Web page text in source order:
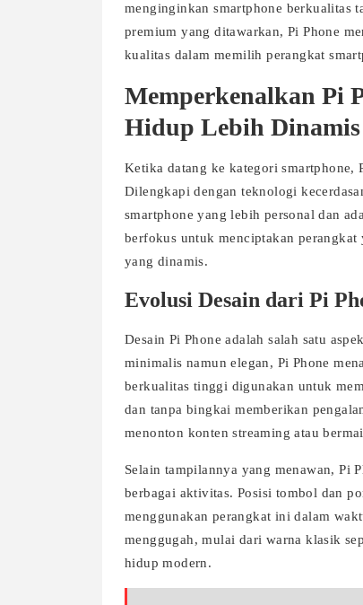
menginginkan smartphone berkualitas
premium yang ditawarkan, Pi Phone
kualitas dalam memilih perangkat
Memperkenalkan Pi
Hidup Lebih Dinamis
Ketika datang ke kategori smartphone,
Dilengkapi dengan teknologi
smartphone yang lebih personal dan
berfokus untuk menciptakan perangkat
yang dinamis.
Evolusi Desain dari Pi
Desain Pi Phone adalah salah satu
minimalis namun elegan, Pi Phone
berkualitas tinggi digunakan untuk
dan tanpa bingkai memberikan
menonton konten streaming atau
Selain tampilannya yang menawan, Pi
berbagai aktivitas. Posisi tombol dan
menggunakan perangkat ini dalam
menggugah, mulai dari warna klasik
hidup modern.